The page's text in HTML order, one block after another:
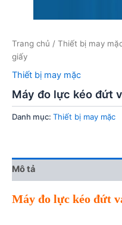
Trang chủ / Thiết bị may
giấy
Thiết bị may mặc
Máy đo lực kéo đứt
Danh mục: Thiết bị may mặc
Mô tả
Máy đo lực kéo đứt